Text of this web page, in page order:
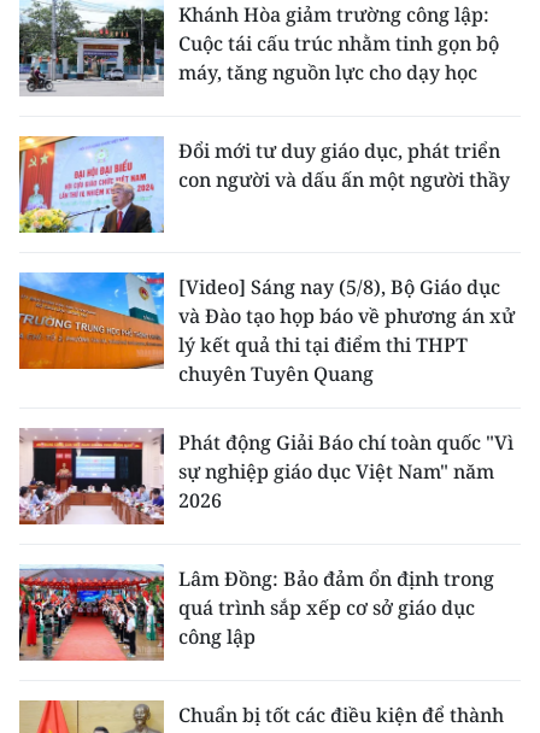
Khánh Hòa giảm trường công lập:
Cuộc tái cấu trúc nhằm tinh gọn bộ
máy, tăng nguồn lực cho dạy học
Đổi mới tư duy giáo dục, phát triển
con người và dấu ấn một người thầy
[Video] Sáng nay (5/8), Bộ Giáo dục
và Đào tạo họp báo về phương án xử
lý kết quả thi tại điểm thi THPT
chuyên Tuyên Quang
Phát động Giải Báo chí toàn quốc "Vì
sự nghiệp giáo dục Việt Nam" năm
2026
Lâm Đồng: Bảo đảm ổn định trong
quá trình sắp xếp cơ sở giáo dục
công lập
Chuẩn bị tốt các điều kiện để thành